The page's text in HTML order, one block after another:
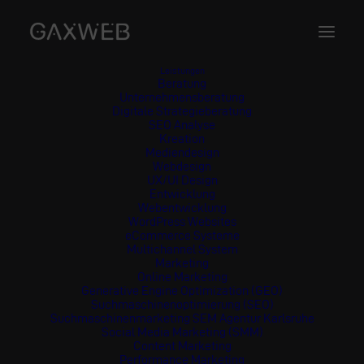
Leistungen
Beratung
Unternehmensberatung
Digitale Strategieberatung
SEO Analyse
Kreation
Mediendesign
Webdesign
UX/UI Design
Entwicklung
Webentwicklung
WordPress Websites
eCommerce Systeme
Multichannel System
Marketing
Online Marketing
Generative Engine Optimization (GEO)
Suchmaschinenoptimierung (SEO)
Suchmaschinenmarketing SEM Agentur Karlsruhe
Social Media Marketing (SMM)
Content Marketing
Performance Marketing
GAXWEB
Ein Tool zum Testen von APIs.
: Entwickler können Anfragen an eine Schnittstelle
schicken und Antworten prüfen.
Postman ist ein weit verbreitetes Tool, das vor allem in der
Webentwicklung und bei der Arbeit mit APIs eingesetzt
wird. APIs, also Schnittstellen zur Kommunikation